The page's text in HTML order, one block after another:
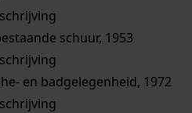
schuur, 1953
en badgelegenheid, 1972